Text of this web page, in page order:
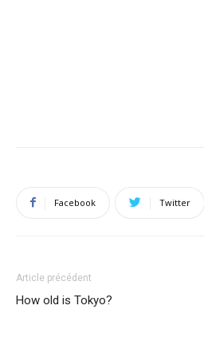
Facebook Twitter
Article précédent
How old is Tokyo?